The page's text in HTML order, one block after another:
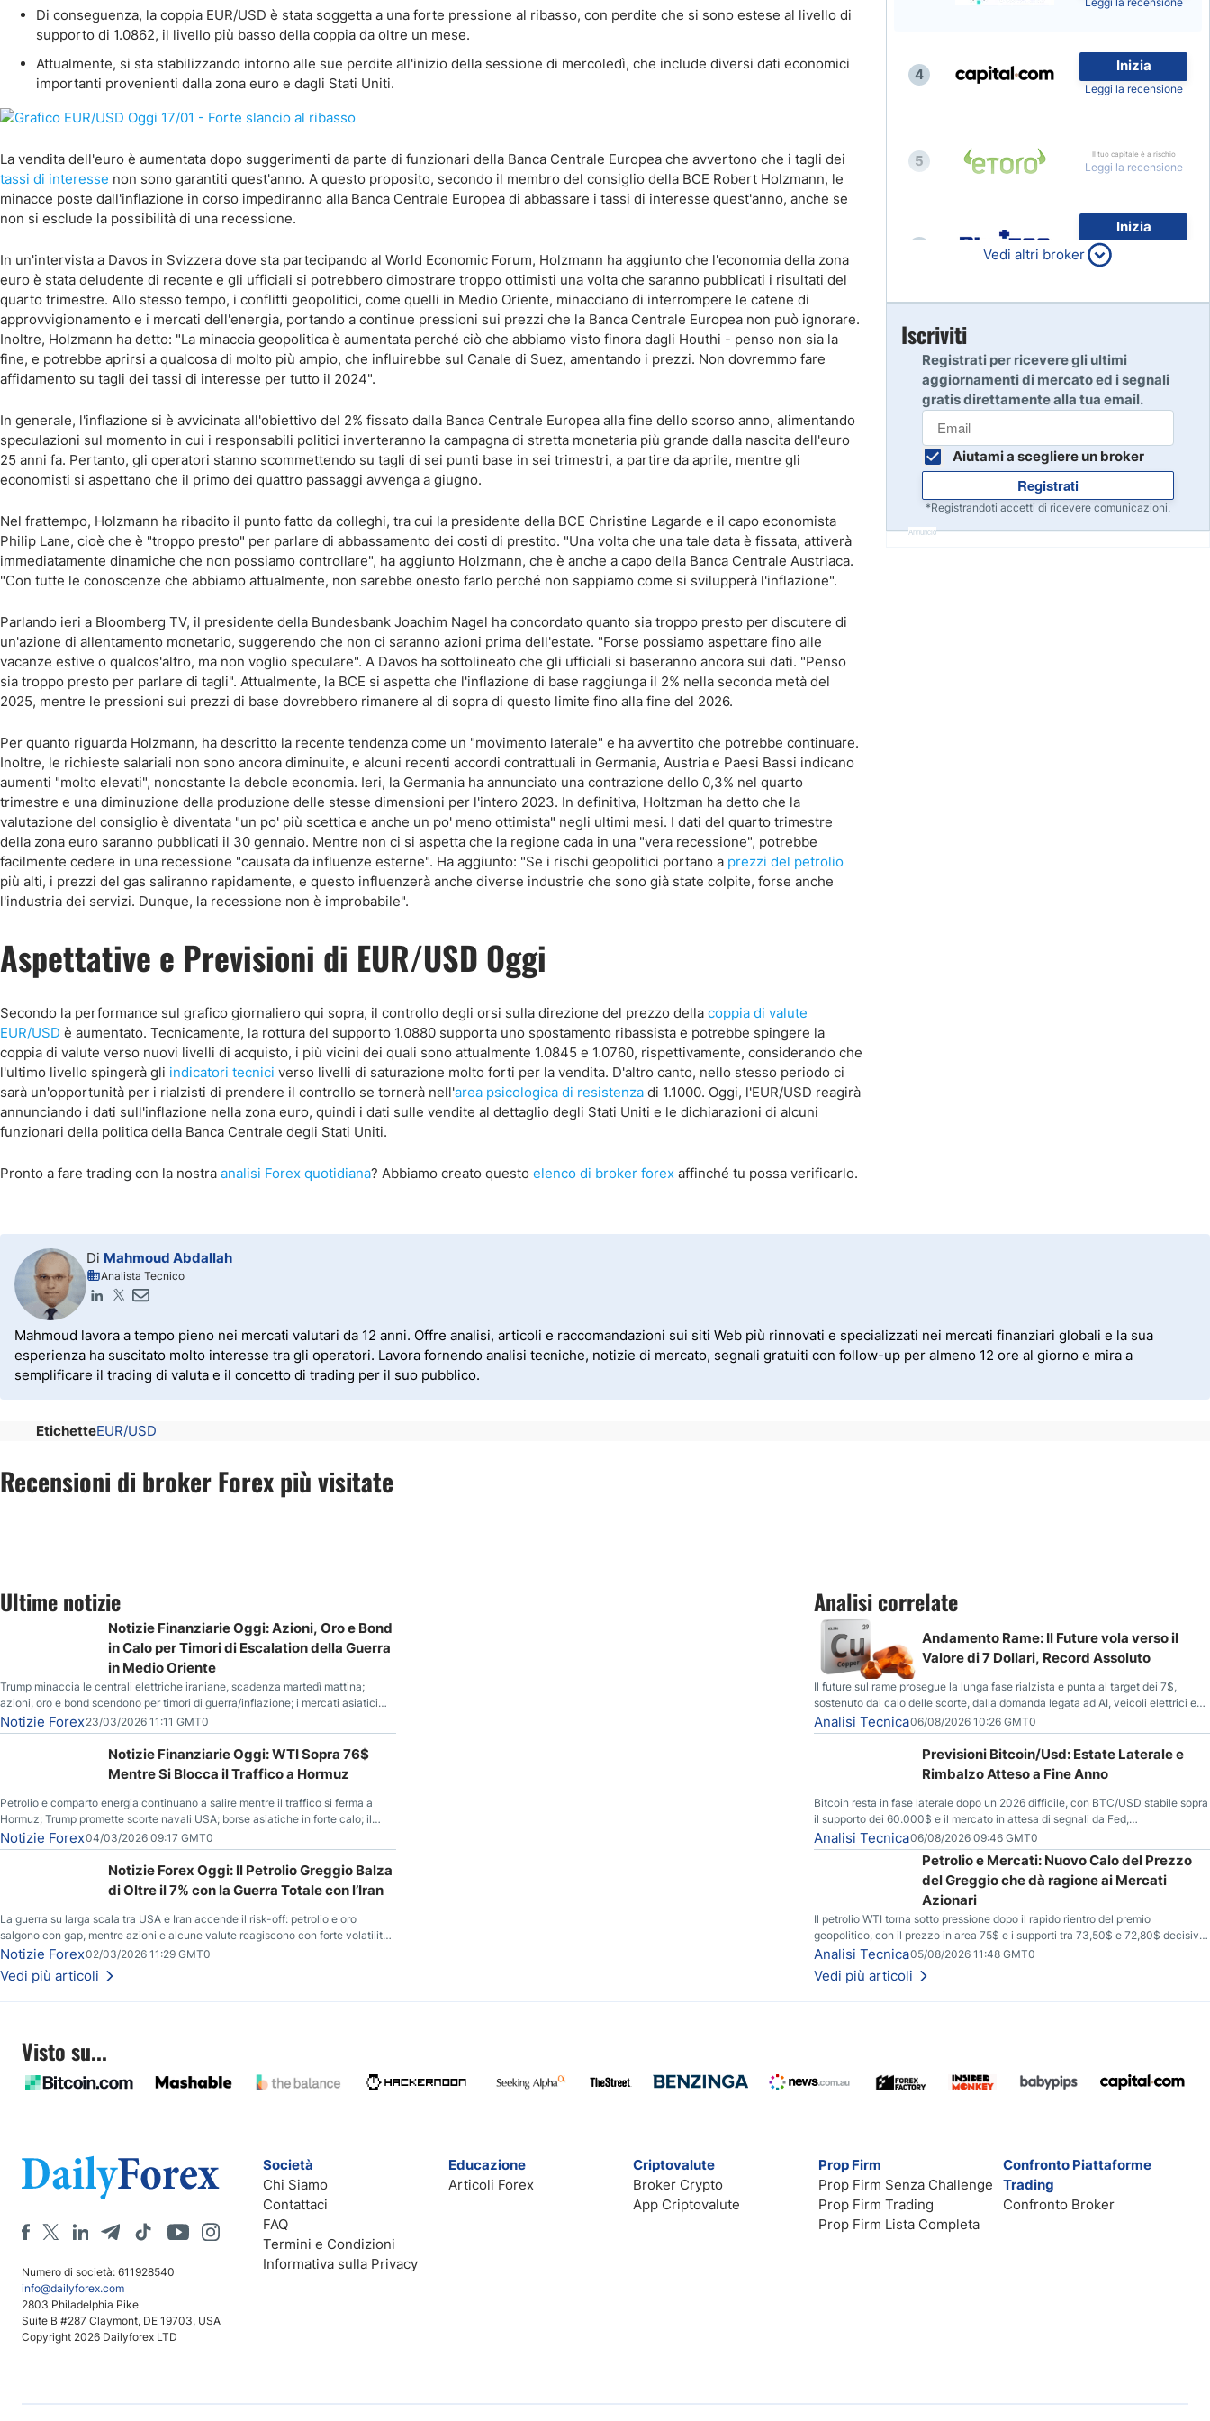
Di conseguenza, la coppia EUR/USD è stata soggetta a una forte pressione al ribasso, con perdite che si sono estese al livello di
supporto di 1.0862, il livello più basso della coppia da oltre un mese.
Attualmente, si sta stabilizzando intorno alle sue perdite all'inizio della sessione di mercoledì, che include diversi dati economici
importanti provenienti dalla zona euro e dagli Stati Uniti.
La vendita dell'euro è aumentata dopo suggerimenti da parte di funzionari della Banca Centrale Europea che avvertono che i tagli dei
tassi di interesse non sono garantiti quest'anno. A questo proposito, secondo il membro del consiglio della BCE Robert Holzmann, le
minacce poste dall'inflazione in corso impediranno alla Banca Centrale Europea di abbassare i tassi di interesse quest'anno, anche se
non si esclude la possibilità di una recessione.
In un'intervista a Davos in Svizzera dove sta partecipando al World Economic Forum, Holzmann ha aggiunto che l'economia della zona
euro è stata deludente di recente e gli ufficiali si potrebbero dimostrare troppo ottimisti una volta che saranno pubblicati i risultati del
quarto trimestre. Allo stesso tempo, i conflitti geopolitici, come quelli in Medio Oriente, minacciano di interrompere le catene di
approvvigionamento e i mercati dell'energia, portando a continue pressioni sui prezzi che la Banca Centrale Europea non può ignorare.
Inoltre, Holzmann ha detto: "La minaccia geopolitica è aumentata perché ciò che abbiamo visto finora dagli Houthi - penso non sia la
fine, e potrebbe aprirsi a qualcosa di molto più ampio, che influirebbe sul Canale di Suez, amentando i prezzi. Non dovremmo fare
affidamento su tagli dei tassi di interesse per tutto il 2024".
In generale, l'inflazione si è avvicinata all'obiettivo del 2% fissato dalla Banca Centrale Europea alla fine dello scorso anno, alimentando
speculazioni sul momento in cui i responsabili politici inverteranno la campagna di stretta monetaria più grande dalla nascita dell'euro
25 anni fa. Pertanto, gli operatori stanno scommettendo su tagli di sei punti base in sei trimestri, a partire da aprile, mentre gli
economisti si aspettano che il primo dei quattro passaggi avvenga a giugno.
Nel frattempo, Holzmann ha ribadito il punto fatto da colleghi, tra cui la presidente della BCE Christine Lagarde e il capo economista
Philip Lane, cioè che è "troppo presto" per parlare di abbassamento dei costi di prestito. "Una volta che una tale data è fissata, attiverà
immediatamente dinamiche che non possiamo controllare", ha aggiunto Holzmann, che è anche a capo della Banca Centrale Austriaca.
"Con tutte le conoscenze che abbiamo attualmente, non sarebbe onesto farlo perché non sappiamo come si svilupperà l'inflazione".
Parlando ieri a Bloomberg TV, il presidente della Bundesbank Joachim Nagel ha concordato quanto sia troppo presto per discutere di
un'azione di allentamento monetario, suggerendo che non ci saranno azioni prima dell'estate. "Forse possiamo aspettare fino alle
vacanze estive o qualcos'altro, ma non voglio speculare". A Davos ha sottolineato che gli ufficiali si baseranno ancora sui dati. "Penso
sia troppo presto per parlare di tagli". Attualmente, la BCE si aspetta che l'inflazione di base raggiunga il 2% nella seconda metà del
2025, mentre le pressioni sui prezzi di base dovrebbero rimanere al di sopra di questo limite fino alla fine del 2026.
Per quanto riguarda Holzmann, ha descritto la recente tendenza come un "movimento laterale" e ha avvertito che potrebbe continuare.
Inoltre, le richieste salariali non sono ancora diminuite, e alcuni recenti accordi contrattuali in Germania, Austria e Paesi Bassi indicano
aumenti "molto elevati", nonostante la debole economia. Ieri, la Germania ha annunciato una contrazione dello 0,3% nel quarto
trimestre e una diminuzione della produzione delle stesse dimensioni per l'intero 2023. In definitiva, Holtzman ha detto che la
valutazione del consiglio è diventata "un po' più scettica e anche un po' meno ottimista" negli ultimi mesi. I dati del quarto trimestre
della zona euro saranno pubblicati il 30 gennaio. Mentre non ci si aspetta che la regione cada in una "vera recessione", potrebbe
facilmente cedere in una recessione "causata da influenze esterne". Ha aggiunto: "Se i rischi geopolitici portano a prezzi del petrolio
più alti, i prezzi del gas saliranno rapidamente, e questo influenzerà anche diverse industrie che sono già state colpite, forse anche
l'industria dei servizi. Dunque, la recessione non è improbabile".
Aspettative e Previsioni di EUR/USD Oggi
Secondo la performance sul grafico giornaliero qui sopra, il controllo degli orsi sulla direzione del prezzo della coppia di valute
EUR/USD è aumentato. Tecnicamente, la rottura del supporto 1.0880 supporta uno spostamento ribassista e potrebbe spingere la
coppia di valute verso nuovi livelli di acquisto, i più vicini dei quali sono attualmente 1.0845 e 1.0760, rispettivamente, considerando che
l'ultimo livello spingerà gli indicatori tecnici verso livelli di saturazione molto forti per la vendita. D'altro canto, nello stesso periodo ci
sarà un'opportunità per i rialzisti di prendere il controllo se tornerà nell'area psicologica di resistenza di 1.1000. Oggi, l'EUR/USD reagirà
annunciando i dati sull'inflazione nella zona euro, quindi i dati sulle vendite al dettaglio degli Stati Uniti e le dichiarazioni di alcuni
funzionari della politica della Banca Centrale degli Stati Uniti.
Pronto a fare trading con la nostra analisi Forex quotidiana? Abbiamo creato questo elenco di broker forex affinché tu possa verificarlo.
4
Inizia
Leggi la recensione
5 Il tuo capitale è a rischio
Leggi la recensione
Inizia
80% dei conti al dettaglio di
CFD perdono denaro
7
Inizia
Inizia
Vedi altri broker
Iscriviti
Registrati per ricevere gli ultimi
aggiornamenti di mercato ed i segnali
gratis direttamente alla tua email.
Aiutami a scegliere un broker
Registrati
*Registrandoti accetti di ricevere comunicazioni.
Annuncio
Di Mahmoud Abdallah
Analista Tecnico
Mahmoud lavora a tempo pieno nei mercati valutari da 12 anni. Offre analisi, articoli e raccomandazioni sui siti Web più rinnovati e specializzati nei mercati finanziari globali e la sua
esperienza ha suscitato molto interesse tra gli operatori. Lavora fornendo analisi tecniche, notizie di mercato, segnali gratuiti con follow-up per almeno 12 ore al giorno e mira a
semplificare il trading di valuta e il concetto di trading per il suo pubblico.
EtichetteEUR/USD
Recensioni di broker Forex più visitate
Ultime notizie
Notizie Finanziarie Oggi: Azioni, Oro e Bond
in Calo per Timori di Escalation della Guerra
in Medio Oriente
Trump minaccia le centrali elettriche iraniane, scadenza martedì mattina;
azioni, oro e bond scendono per timori di guerra/inflazione; i mercati asiatici
entrano in correzione; il petrolio greggio resta stabile.
Notizie Forex23/03/2026 11:11 GMT0
Notizie Finanziarie Oggi: WTI Sopra 76$
Mentre Si Blocca il Traffico a Hormuz
Petrolio e comparto energia continuano a salire mentre il traffico si ferma a
Hormuz; Trump promette scorte navali USA; borse asiatiche in forte calo; il
rialzo del gas naturale mette pressione all’euro.
Notizie Forex04/03/2026 09:17 GMT0
Notizie Forex Oggi: Il Petrolio Greggio Balza
di Oltre il 7% con la Guerra Totale con l’Iran
La guerra su larga scala tra USA e Iran accende il risk-off: petrolio e oro
salgono con gap, mentre azioni e alcune valute reagiscono con forte volatilità
e nuovi livelli da monitorare.
Notizie Forex02/03/2026 11:29 GMT0
Vedi più articoli
Analisi correlate
Andamento Rame: Il Future vola verso il
Valore di 7 Dollari, Record Assoluto
Il future sul rame prosegue la lunga fase rialzista e punta al target dei 7$,
sostenuto dal calo delle scorte, dalla domanda legata ad AI, veicoli elettrici e
reti energetiche, e dai timori di deficit produttivo dal 2028.
Analisi Tecnica06/08/2026 10:26 GMT0
Previsioni Bitcoin/Usd: Estate Laterale e
Rimbalzo Atteso a Fine Anno
Bitcoin resta in fase laterale dopo un 2026 difficile, con BTC/USD stabile sopra
il supporto dei 60.000$ e il mercato in attesa di segnali da Fed,
regolamentazione USA ed elezioni di medio termine.
Analisi Tecnica06/08/2026 09:46 GMT0
Petrolio e Mercati: Nuovo Calo del Prezzo
del Greggio che dà ragione ai Mercati
Azionari
Il petrolio WTI torna sotto pressione dopo il rapido rientro del premio
geopolitico, con il prezzo in area 75$ e i supporti tra 73,50$ e 72,80$ decisivi
per capire se il ribasso potrà estendersi verso quota 70$.
Analisi Tecnica05/08/2026 11:48 GMT0
Vedi più articoli
Visto su...
Numero di società: 611928540
info@dailyforex.com
2803 Philadelphia Pike
Suite B #287 Claymont, DE 19703, USA
Copyright 2026 Dailyforex LTD
Società
Chi Siamo
Contattaci
FAQ
Termini e Condizioni
Informativa sulla Privacy
Educazione
Articoli Forex
Criptovalute
Broker Crypto
App Criptovalute
Prop Firm
Prop Firm Senza Challenge
Prop Firm Trading
Prop Firm Lista Completa
Confronto Piattaforme
Trading
Confronto Broker